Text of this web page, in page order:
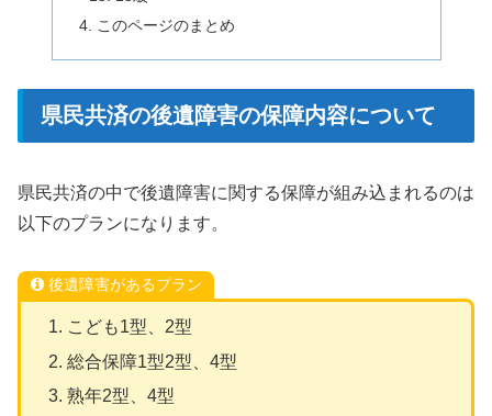
このページのまとめ
県民共済の後遺障害の保障内容について
県民共済の中で後遺障害に関する保障が組み込まれるのは
以下のプランになります。
後遺障害があるプラン
こども1型、2型
総合保障1型2型、4型
熟年2型、4型